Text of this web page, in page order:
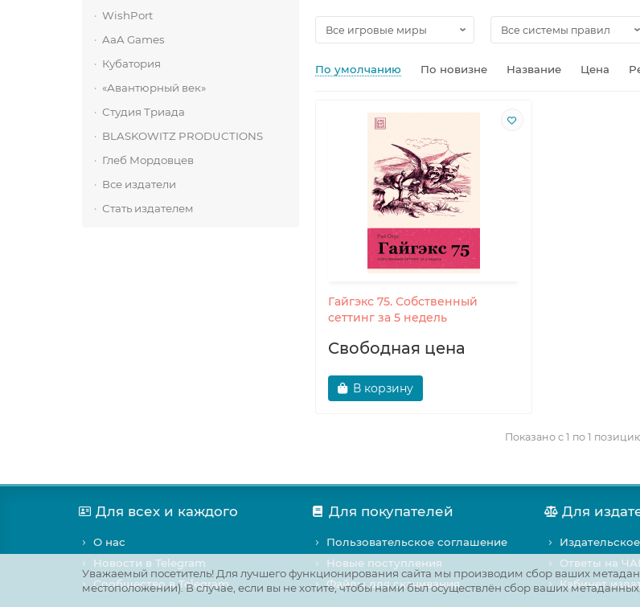
WishPort
AaA Games
Кубатория
«Авантюрный век»
Студия Триада
BLASKOWITZ PRODUCTIONS
Глеб Мордовцев
Все издатели
Стать издателем
По умолчанию По новизне Название Цена
Гайгэкс 75. Собственный
сеттинг за 5 недель
Свободная цена
В корзину
Показано с 1 по 1
Уважаемый посетитель! Для лучшего функционирования сайта мы производим сбор ваших
местоположении). В случае, если вы не хотите, чтобы нами был осуществлён сбор ваших
Для всех и каждого
О нас
Новости в Telegram
Сообщество в Telegram
Для покупателей
Пользовательское соглашение
Новые поступления
Файлы для скачивания
Для
Ответы на
Кабинет